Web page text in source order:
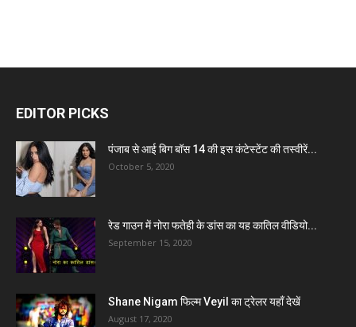
EDITOR PICKS
पंजाब से आई बिग बॉस 14 की इस कंटेस्टेंट की तस्वीरें...
October 5, 2020
रेड गाउन में नोरा फतेही के डांस का यह कातिल वीडियो...
September 15, 2020
Shane Nigam फिल्म Veyil का ट्रेलर यहाँ देखें
August 17, 2020